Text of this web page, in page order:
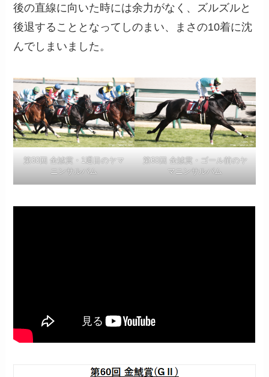
後の直線に向いた時には余力がなく、ズルズルと
後退することとなってしのまい、まさの10着に沈
んでしまいました。
第60回 金鯱賞・1週目のヤマ
ニンサルバム
第60回 金鯱賞・ゴール前のヤ
マニンサルバム